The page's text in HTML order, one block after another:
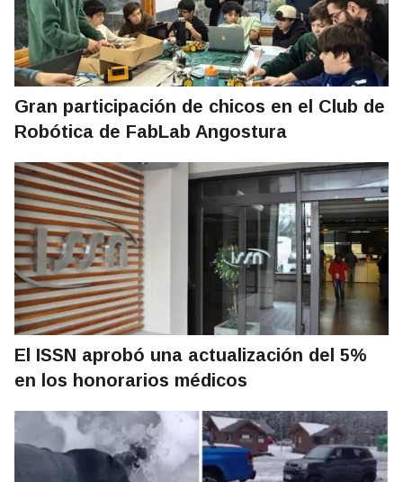
Gran participación de chicos en el Club de
Robótica de FabLab Angostura
El ISSN aprobó una actualización del 5%
en los honorarios médicos